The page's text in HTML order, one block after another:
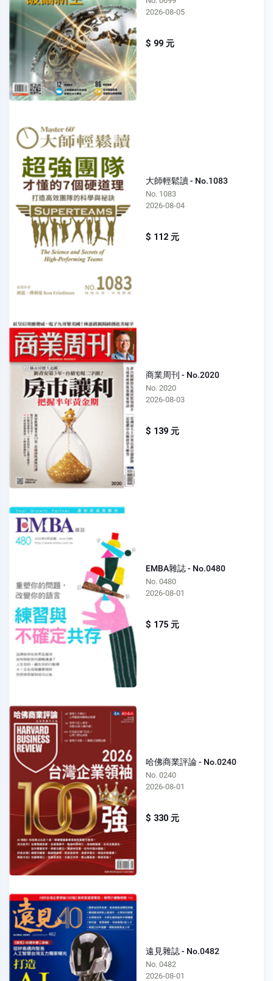
2026-08-05
$ 99 元
大師輕鬆讀 - No.1083
No. 1083
2026-08-04
$ 112 元
商業周刊 - No.2020
No. 2020
2026-08-03
$ 139 元
EMBA雜誌 - No.0480
No. 0480
2026-08-01
$ 175 元
哈佛商業評論 - No.0240
No. 0240
2026-08-01
$ 330 元
遠見雜誌 - No.0482
No. 0482
2026-08-01